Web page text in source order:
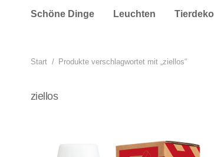
Schöne Dinge Leuchten Tierdeko
Start / Produkte verschlagwortet mit „ziellos“
ziellos